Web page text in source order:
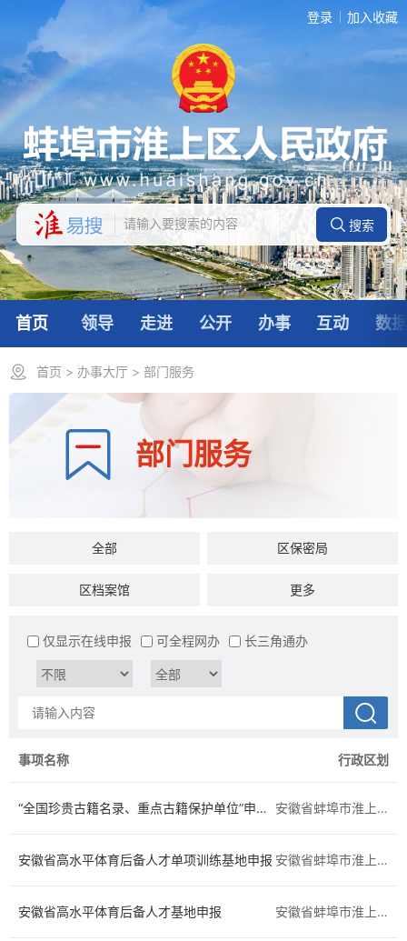
登录 加入收藏
首页 领导 走进 公开 办事 互动 数
首页 > 办事大厅 > 部门服务
部门服务
全部 区保密局
区档案馆 区商务外事局
区司法局 区民政局
区文旅体局
区统计局
区发展和改革委员会
区医疗保障局 区退役军人事务局
更多
仅显示在线申报 可全程网办 长三角通办
事项名称 行政区划
“全国珍贵古籍名录、重点古籍保护单位”申请材料核实转报 安徽省蚌埠市淮上区
安徽省高水平体育后备人才单项训练基地申报 安徽省蚌埠市淮上区
安徽省高水平体育后备人才基地申报 安徽省蚌埠市淮上区